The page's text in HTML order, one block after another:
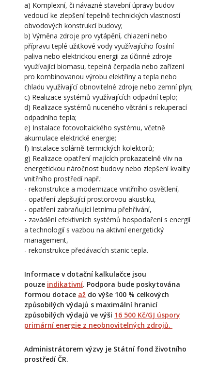
a) Komplexní, či návazné stavební úpravy budov
vedoucí ke zlepšení tepelně technických vlastností
obvodových konstrukcí budovy;
b) Výměna zdroje pro vytápění, chlazení nebo
přípravu teplé užitkové vody využívajícího fosilní
paliva nebo elektrickou energii za účinné zdroje
využívající biomasu, tepelná čerpadla nebo zařízení
pro kombinovanou výrobu elektřiny a tepla nebo
chladu využívající obnovitelné zdroje nebo zemní plyn;
c) Realizace systémů využívajících odpadní teplo;
d) Realizace systémů nuceného větrání s rekuperací
odpadního tepla;
e) Instalace fotovoltaického systému, včetně
akumulace elektrické energie;
f) Instalace solárně-termických kolektorů;
g) Realizace opatření majících prokazatelně vliv na
energetickou náročnost budovy nebo zlepšení kvality
vnitřního prostředí např.:
- rekonstrukce a modernizace vnitřního osvětlení,
- opatření zlepšující prostorovou akustiku,
- opatření zabraňující letnímu přehřívání,
- zavádění efektivních systémů hospodaření s energií
a technologií s vazbou na aktivní energetický
management,
- rekonstrukce předávacích stanic tepla.
Informace v dotační kalkulačce jsou
pouze indikativní. Podpora bude poskytována
formou dotace až do výše 100 % celkových
způsobilých výdajů s maximální hranicí
způsobilých výdajů ve výši 16 500 Kč/GJ úspory
primární energie z neobnovitelných zdrojů.
Administrátorem výzvy je Státní fond životního
prostředí ČR.